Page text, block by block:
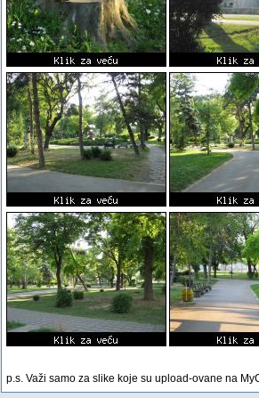
p.s. Važi samo za slike koje su upload-ovane na